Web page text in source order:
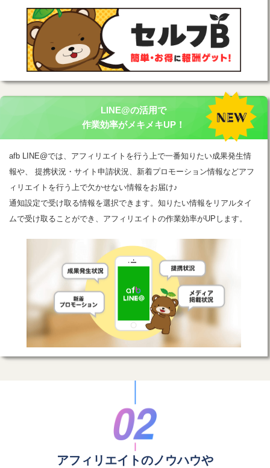
LINE@の活用で
作業効率がメキメキUP！
afb LINE@では、アフィリエイトを行う上で一番知りたい成果発生情
報や、 提携状況・サイト申請状況、新着プロモーション情報などアフ
ィリエイトを行う上で欠かせない情報をお届け♪
通知設定で受け取る情報を選択できます。知りたい情報をリアルタイ
ムで受け取ることができ、アフィリエイトの作業効率がUPします。
アフィリエイトのノウハウや